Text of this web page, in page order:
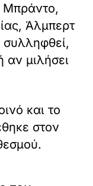
Μπράντο,
Άλμπερτ
συλληφθεί,
αν μιλήσει
και το
στον